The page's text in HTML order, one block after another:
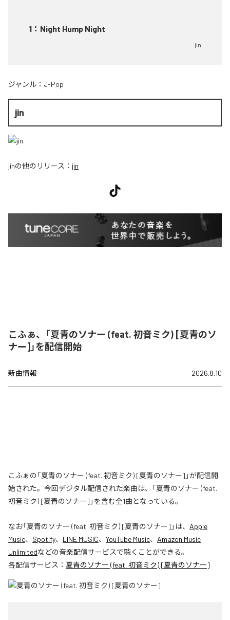
1 ： Night Hump Night
jin
ジャンル： J-Pop
jin
jinの他のリリース： jin
こふぁ、「夏青のソナー (feat. 初音ミク) [夏青のソ
ナー]」を配信開始
新曲情報 2026.8.10
こふぁの「夏青のソナー (feat. 初音ミク) [夏青のソナー]」が配信開
始された。今回デジタル配信された楽曲は、「夏青のソナー (feat.
初音ミク) [夏青のソナー]」を含む全1曲となっている。
なお「夏青のソナー (feat. 初音ミク) [夏青のソナー] 」は、 Apple
Music、 Spotify、 LINE MUSIC、 YouTube Music、 Amazon Music
Unlimitedなどの音楽配信サービスで聴くことができる。
各配信サービス： 夏青のソナー (feat. 初音ミク) [夏青のソナー]